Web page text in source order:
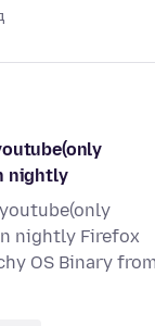
nightly
nightly Firefox
OS Binary